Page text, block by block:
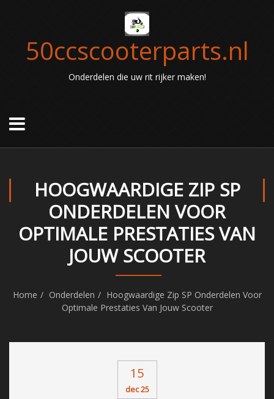
50ccscooterparts.nl
Onderdelen die uw rit rijker maken!
HOOGWAARDIGE ZIP SP
ONDERDELEN VOOR
OPTIMALE PRESTATIES VAN
JOUW SCOOTER
Home Onderdelen
Hoogwaardige Zip SP Onderdelen Voor
Optimale Prestaties Van Jouw Scooter
15
dec 25